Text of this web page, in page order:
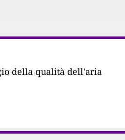
della qualità dell'aria